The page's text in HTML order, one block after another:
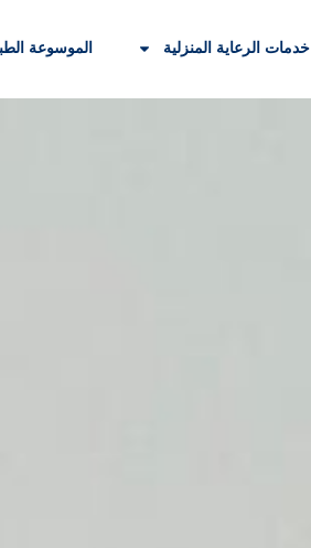
خدمات الرعاية المنزلية الموسوعة